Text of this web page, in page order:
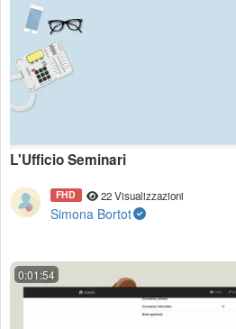
L'Ufficio Seminari
FHD 22 Visualizzazioni
Simona Bortot
0:01:54